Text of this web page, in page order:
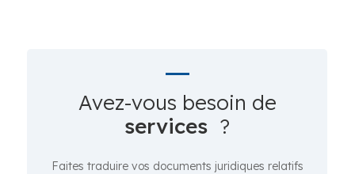
Avez-vous besoin de
services ?
Faites traduire vos documents juridiques relatifs